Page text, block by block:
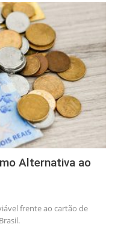
Alternativa ao
frente ao cartão de